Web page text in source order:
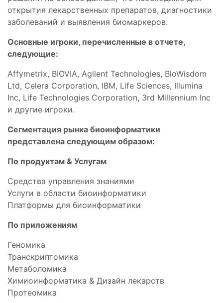
открытия лекарственных препаратов, диагностики
заболеваний и выявления биомаркеров.
Основные игроки, перечисленные в отчете,
следующие:
Affymetrix, BIOVIA, Agilent Technologies, BioWisdom
Ltd, Celera Corporation, IBM, Life Sciences, Illumina
Inc, Life Technologies Corporation, 3rd Millennium Inc
и другие игроки.
Сегментация рынка биоинформатики
представлена следующим образом:
По продуктам & Услугам
Средства управления знаниями
Услуги в области биоинформатики
Платформы для биоинформатики
По приложениям
Геномика
Транскриптомика
Метаболомика
Химиоинформатика & Дизайн лекарств
Протеомика